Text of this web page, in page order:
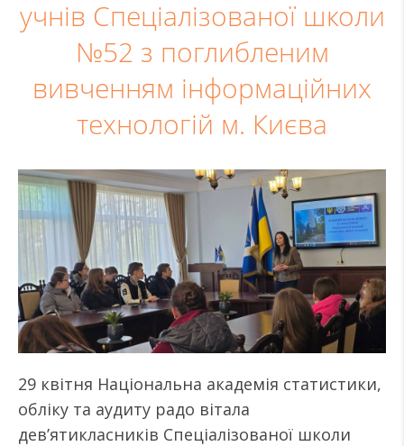
учнів Спеціалізованої школи
№52 з поглибленим
вивченням інформаційних
технологій м. Києва
29 квітня Національна академія статистики,
обліку та аудиту радо вітала
дев’ятикласників Спеціалізованої школи